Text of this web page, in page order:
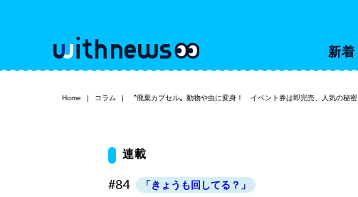
新着
Home コラム 〝廃棄カプセル〟動物や虫に変身！ イベント券は即完売、人気の秘密
連載
#84 「きょうも回してる？」